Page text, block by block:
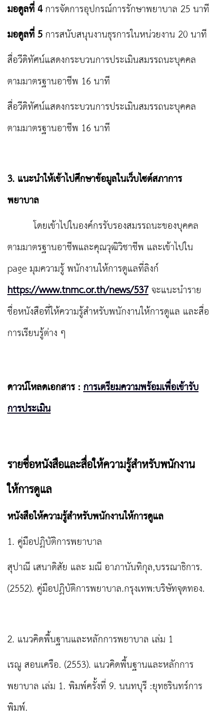
มอดูลที่ 4การจัดการอุปกรณ์การรักษาพยาบาล 25 นาที
มอดูลที่ 5การสนับสนุนงานธุรการในหน่วยงาน 20 นาที
สื่อวีดิทัศน์แสดงกระบวนการประเมินสมรรถนะบุคคล
ตามมาตรฐานอาชีพ 16 นาที
สื่อวีดิทัศน์แสดงกระบวนการประเมินสมรรถนะบุคคล
ตามมาตรฐานอาชีพ 16 นาที
3. แนะนำให้เข้าไปศึกษาข้อมูลในเว็บไซต์สภาการ
พยาบาล
โดยเข้าไปในองค์กรรับรองสมรรถนะของบุคคล
ตามมาตรฐานอาชีพและคุณวุฒิวิชาชีพ และเข้าไปใน
page มุมความรู้ พนักงานให้การดูแลที่ลิงก์
https://www.tnmc.or.th/news/537จะแนะนำราย
ชื่อหนังสือที่ให้ความรู้สำหรับพนักงานให้การดูแล และสื่อ
การเรียนรู้ต่าง ๆ
ดาวน์โหลดเอกสาร :การเตรียมความพร้อมเพื่อเข้ารับ
การประเมิน
รายชื่อหนังสือและสื่อให้ความรู้สำหรับพนักงาน
ให้การดูแล
หนังสือให้ความรู้สำหรับพนักงานให้การดูแล
1. คู่มือปฏิบัติการพยาบาล
สุปาณี เสนาดิสัย และ มณี อาภานันทิกุล,บรรณาธิการ.
(2552). คู่มือปฏิบัติการพยาบาล.กรุงเทพ:บริษัทจุดทอง.
2. แนวคิดพื้นฐานและหลักการพยาบาล เล่ม 1
เรณู สอนเครือ. (2553). แนวคิดพื้นฐานและหลักการ
พยาบาล เล่ม 1. พิมพ์ครั้งที่ 9. นนทบุรี :ยุทธรินทร์การ
พิมพ์.